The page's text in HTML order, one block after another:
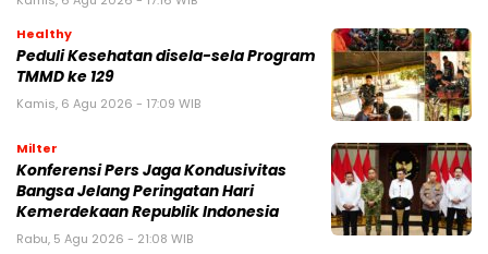
Healthy
Peduli Kesehatan disela-sela Program
TMMD ke 129
Kamis, 6 Agu 2026 - 17:09 WIB
Milter
Konferensi Pers Jaga Kondusivitas
Bangsa Jelang Peringatan Hari
Kemerdekaan Republik Indonesia
Rabu, 5 Agu 2026 - 21:08 WIB